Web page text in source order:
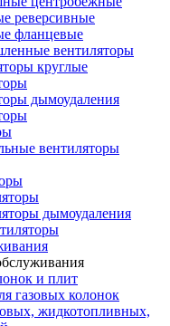
реверсивные
фланцевые
вентиляторы
круглые
дымоудаления
вентиляторы
дымоудаления
и плит
газовых колонок
жидкотопливных,